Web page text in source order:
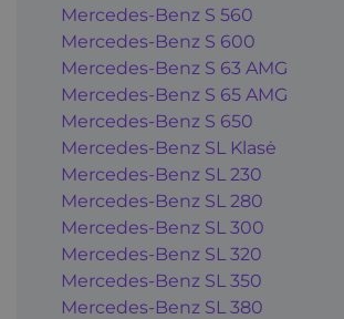
Mercedes-Benz S 560
Mercedes-Benz S 600
Mercedes-Benz S 63 AMG
Mercedes-Benz S 65 AMG
Mercedes-Benz S 650
Mercedes-Benz SL Klasė
Mercedes-Benz SL 230
Mercedes-Benz SL 280
Mercedes-Benz SL 300
Mercedes-Benz SL 320
Mercedes-Benz SL 350
Mercedes-Benz SL 380